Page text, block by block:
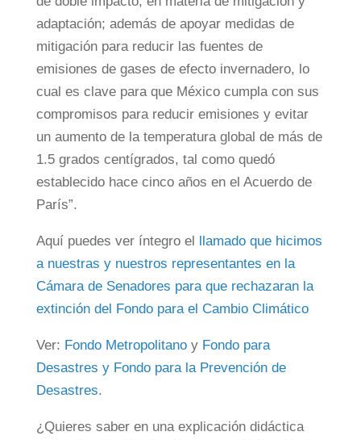
adaptación; además de apoyar medidas de
mitigación para reducir las fuentes de
emisiones de gases de efecto invernadero, lo
cual es clave para que México cumpla con sus
compromisos para reducir emisiones y evitar
un aumento de la temperatura global de más de
1.5 grados centígrados, tal como quedó
establecido hace cinco años en el Acuerdo de
París”.
Aquí puedes ver íntegro el llamado que hicimos
a nuestras y nuestros representantes en la
Cámara de Senadores para que rechazaran la
extinción del Fondo para el Cambio Climático
Ver: Fondo Metropolitanoy Fondo para
Desastres y Fondo para la Prevención de
Desastres.
¿Quieres saber en una explicación didáctica